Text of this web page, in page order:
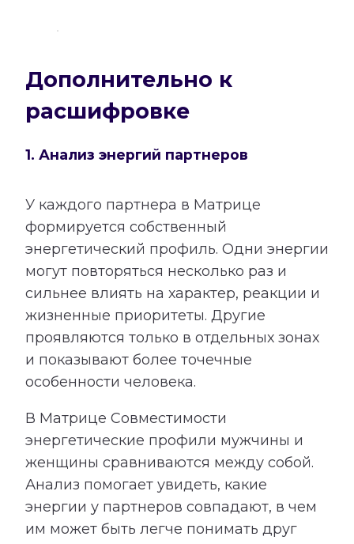
Дополнительно к
расшифровке
1. Анализ энергий партнеров
У каждого партнера в Матрице
формируется собственный
энергетический профиль. Одни энергии
могут повторяться несколько раз и
сильнее влиять на характер, реакции и
жизненные приоритеты. Другие
проявляются только в отдельных зонах
и показывают более точечные
особенности человека.
В Матрице Совместимости
энергетические профили мужчины и
женщины сравниваются между собой.
Анализ помогает увидеть, какие
энергии у партнеров совпадают, в чем
им может быть легче понимать друг